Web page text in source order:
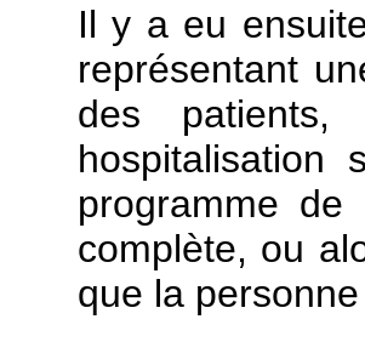
Il y a eu
représentant
des patients,
hospitalisation
programme
complète, ou
que la